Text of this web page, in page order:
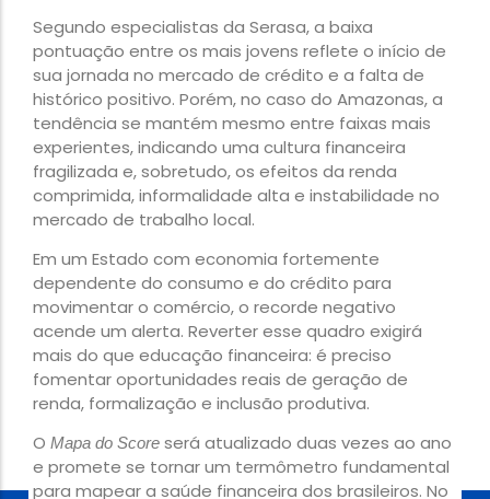
Segundo especialistas da Serasa, a baixa
pontuação entre os mais jovens reflete o início de
sua jornada no mercado de crédito e a falta de
histórico positivo. Porém, no caso do Amazonas, a
tendência se mantém mesmo entre faixas mais
experientes, indicando uma cultura financeira
fragilizada e, sobretudo, os efeitos da renda
comprimida, informalidade alta e instabilidade no
mercado de trabalho local.
Em um Estado com economia fortemente
dependente do consumo e do crédito para
movimentar o comércio, o recorde negativo
acende um alerta. Reverter esse quadro exigirá
mais do que educação financeira: é preciso
fomentar oportunidades reais de geração de
renda, formalização e inclusão produtiva.
O Mapa do Score será atualizado duas vezes ao ano
e promete se tornar um termômetro fundamental
para mapear a saúde financeira dos brasileiros. No